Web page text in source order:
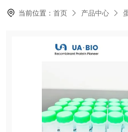
当前位置：首页 产品中心